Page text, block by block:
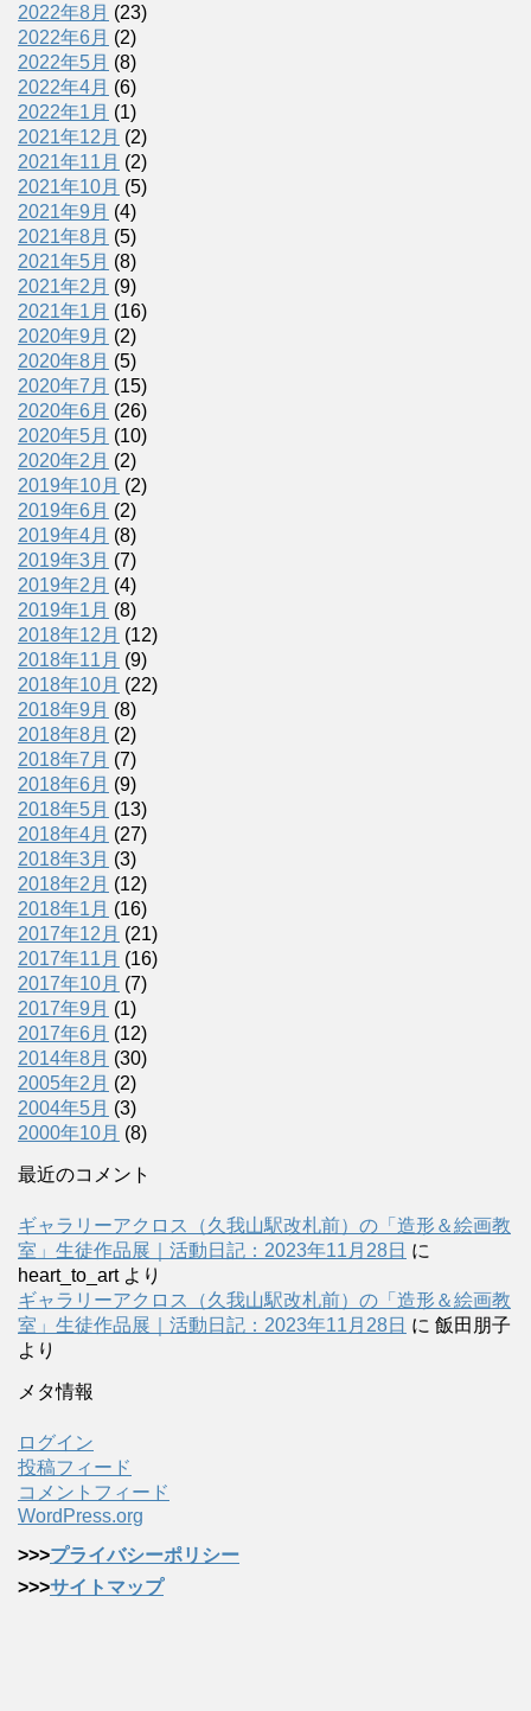
2022年8月 (23)
2022年6月 (2)
2022年5月 (8)
2022年4月 (6)
2022年1月 (1)
2021年12月 (2)
2021年11月 (2)
2021年10月 (5)
2021年9月 (4)
2021年8月 (5)
2021年5月 (8)
2021年2月 (9)
2021年1月 (16)
2020年9月 (2)
2020年8月 (5)
2020年7月 (15)
2020年6月 (26)
2020年5月 (10)
2020年2月 (2)
2019年10月 (2)
2019年6月 (2)
2019年4月 (8)
2019年3月 (7)
2019年2月 (4)
2019年1月 (8)
2018年12月 (12)
2018年11月 (9)
2018年10月 (22)
2018年9月 (8)
2018年8月 (2)
2018年7月 (7)
2018年6月 (9)
2018年5月 (13)
2018年4月 (27)
2018年3月 (3)
2018年2月 (12)
2018年1月 (16)
2017年12月 (21)
2017年11月 (16)
2017年10月 (7)
2017年9月 (1)
2017年6月 (12)
2014年8月 (30)
2005年2月 (2)
2004年5月 (3)
2000年10月 (8)
最近のコメント
ギャラリーアクロス（久我山駅改札前）の「造形＆絵画教
室」生徒作品展｜活動日記：2023年11月28日 に
heart_to_artより
ギャラリーアクロス（久我山駅改札前）の「造形＆絵画教
室」生徒作品展｜活動日記：2023年11月28日 に 飯田朋子
より
メタ情報
ログイン
投稿フィード
コメントフィード
WordPress.org
>>>プライバシーポリシー
>>>サイトマップ